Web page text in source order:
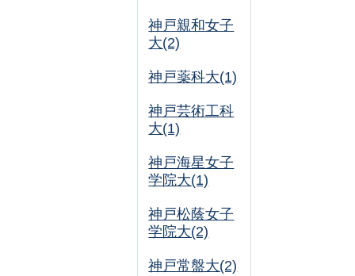
神戸親和女子
大(2)
神戸薬科大(1)
神戸芸術工科
大(1)
神戸海星女子
学院大(1)
神戸松蔭女子
学院大(2)
神戸常盤大(2)